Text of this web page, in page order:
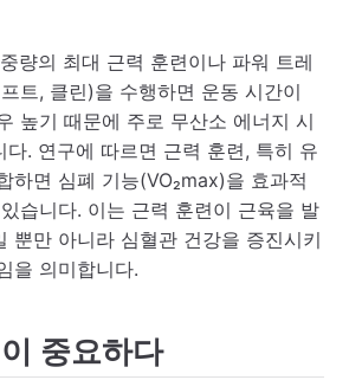
량의 최대 근력 훈련이나 파워 트레
트, 클린)을 수행하면 운동 시간이
높기 때문에 주로 무산소 에너지 시
다. 연구에 따르면 근력 훈련, 특히 유
하면 심폐 기능(VO₂max)을 효과적
습니다. 이는 근력 훈련이 근육을 발
뿐만 아니라 심혈관 건강을 증진시키
을 의미합니다.
중요하다